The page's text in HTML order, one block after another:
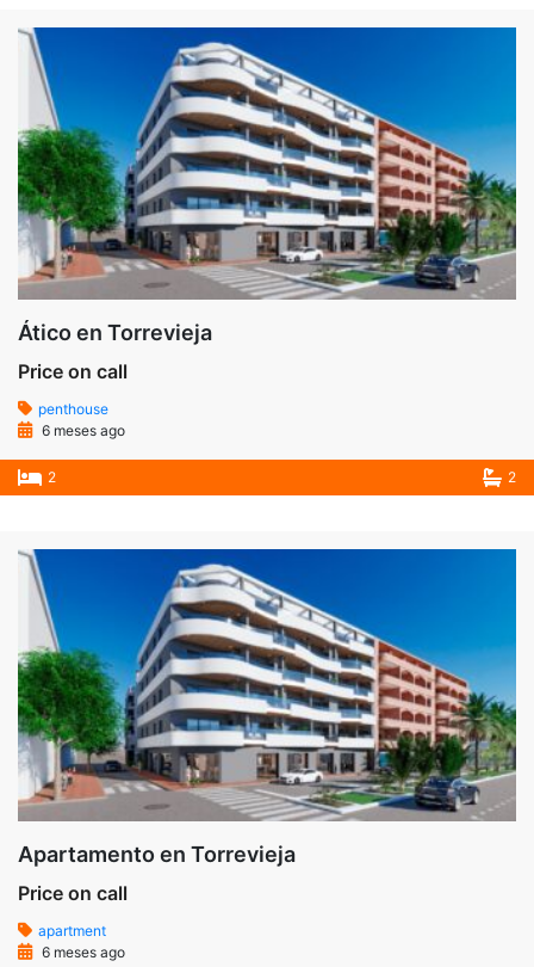
Ático en Torrevieja
Price on call
penthouse
6 meses ago
2 2
Apartamento en Torrevieja
Price on call
apartment
6 meses ago